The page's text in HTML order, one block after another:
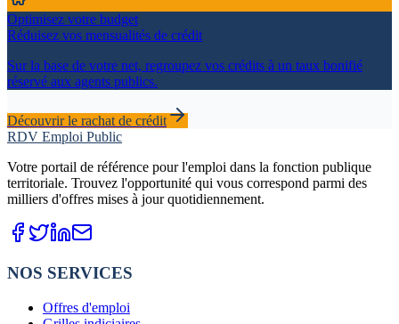
Optimisez votre budget
Réduisez vos mensualités de crédit
Sur la base de votre net, regroupez vos crédits à un taux bonifié
réservé aux agents publics.
Découvrir le rachat de crédit
RDV Emploi Public
Votre portail de référence pour l'emploi dans la fonction publique
territoriale. Trouvez l'opportunité qui vous correspond parmi des
milliers d'offres mises à jour quotidiennement.
NOS SERVICES
Offres d'emploi